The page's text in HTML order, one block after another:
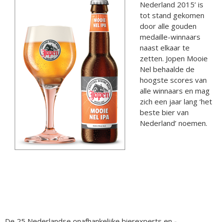
Nederland 2015’ is
tot stand gekomen
door alle gouden
medaille-winnaars
naast elkaar te
zetten. Jopen Mooie
Nel behaalde de
hoogste scores van
alle winnaars en mag
zich een jaar lang ‘het
beste bier van
Nederland’ noemen.